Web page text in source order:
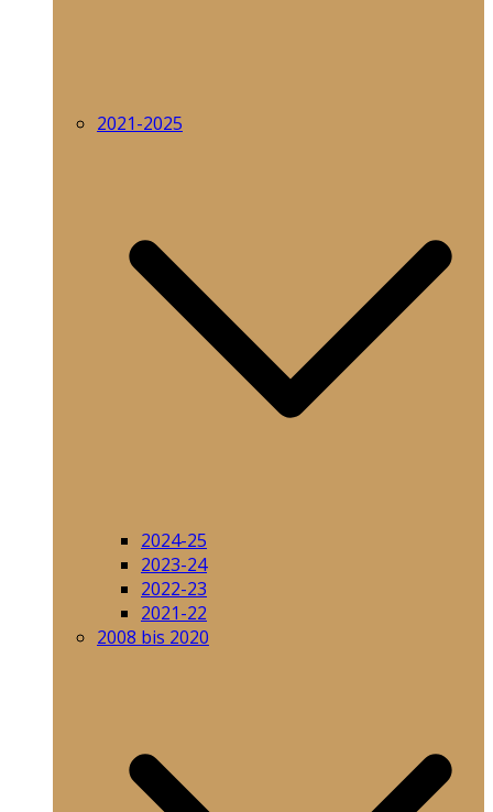
2021-2025
2024-25
2023-24
2022-23
2021-22
2008 bis 2020